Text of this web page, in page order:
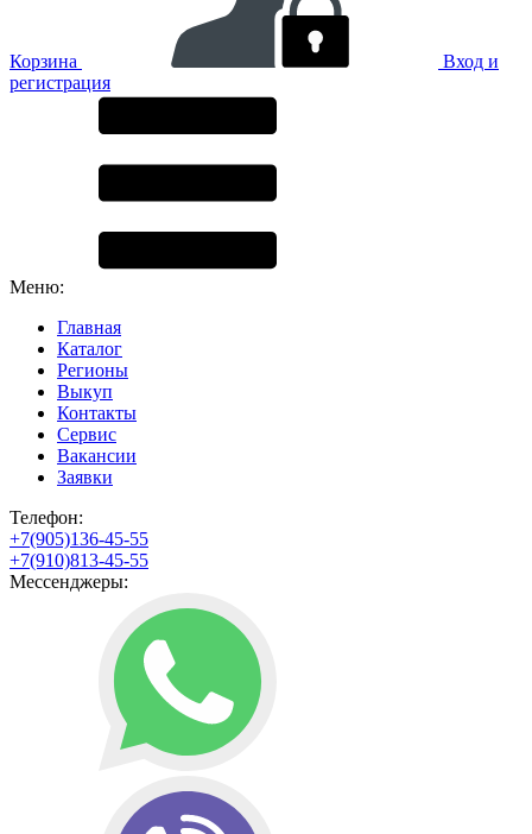
Корзина
Вход и
регистрация
Меню:
Главная
Каталог
Регионы
Выкуп
Контакты
Сервис
Вакансии
Заявки
Телефон:
+7(905)136-45-55
+7(910)813-45-55
Мессенджеры: